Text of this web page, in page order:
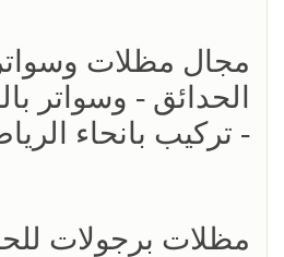
الحدائق - وسواتر
- تركيب بانحاء
مظلات برجولات